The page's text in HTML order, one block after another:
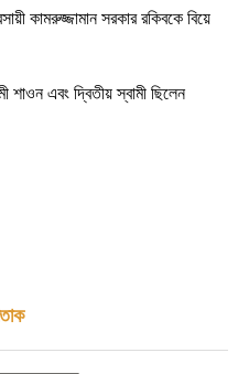
কামরুজ্জামান সরকার রকিবকে বিয়ে
শাওন এবং দ্বিতীয় স্বামী ছিলেন